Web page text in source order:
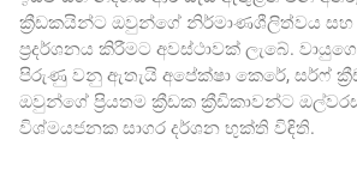
ක්‍රීඩකයින්ට ඔවුන්ගේ නිර්මාණශීලිත්වය
ප්‍රදර්ශනය කිරීමට අවස්ථාවක් ලැබේ.
පිරුණු වනු ඇතැයි අපේක්ෂා කෙරේ, සර්ෆ්
ඔවුන්ගේ ප්‍රියතම ක්‍රීඩක ක්‍රීඩිකාවන්ට
විශ්මයජනක සාගර දර්ශන භුක්ති විඳිති.